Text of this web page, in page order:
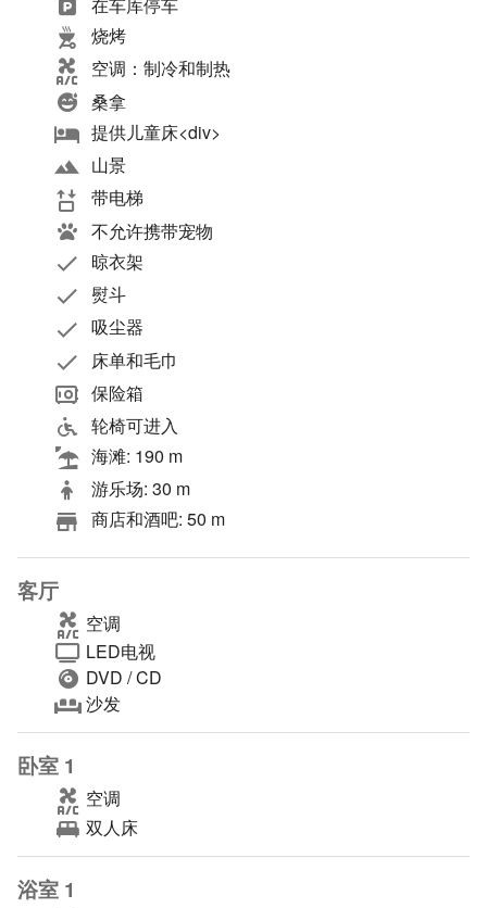
烧烤
空调：制冷和制热
桑拿
提供儿童床<div>
山景
带电梯
不允许携带宠物
晾衣架
熨斗
吸尘器
床单和毛巾
保险箱
轮椅可进入
海滩: 190 m
游乐场: 30 m
商店和酒吧: 50 m
客厅
空调
LED电视
DVD / CD
沙发
卧室 1
空调
双人床
浴室 1